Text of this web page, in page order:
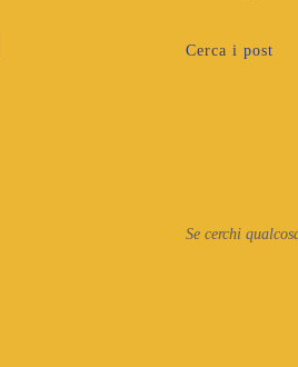
Cerca i post
Se cerchi